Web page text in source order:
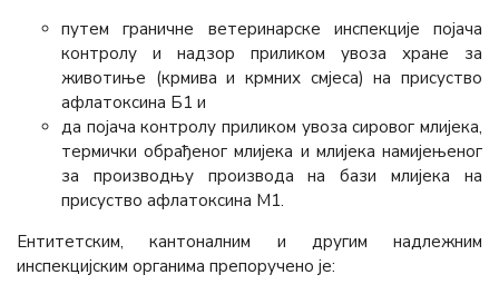
путем граничне ветеринарске инспекције појача
контролу и надзор приликом увоза хране за
животиње (крмива и крмних смјеса) на присуство
афлатоксина Б1 и
да појача контролу приликом увоза сировог млијека,
термички обрађеног млијека и млијека намијењеног
за производњу производа на бази млијека на
присуство афлатоксина М1.
Ентитетским, кантоналним и другим надлежним
инспекцијским органима препоручено је: